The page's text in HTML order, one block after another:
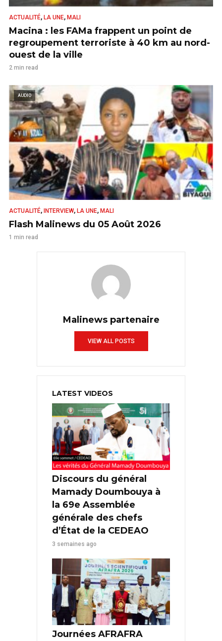
ACTUALITÉ, LA UNE, MALI
Macina : les FAMa frappent un point de
regroupement terroriste à 40 km au nord-
ouest de la ville
2 min read
AUDIO
ACTUALITÉ, INTERVIEW, LA UNE, MALI
Flash Malinews du 05 Août 2026
1 min read
Malinews partenaire
VIEW ALL POSTS
LATEST VIDEOS
Discours du général
Mamady Doumbouya à
la 69e Assemblée
générale des chefs
d’État de la CEDEAO
3 semaines ago
Journées AFRAFRA